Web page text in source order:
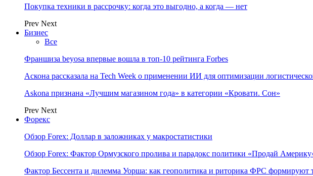
Покупка техники в рассрочку: когда это выгодно, а когда — нет
Prev Next
Бизнес
Все
Франшиза beyosa впервые вошла в топ-10 рейтинга Forbes
Аскона рассказала на Tech Week о применении ИИ для оптимизации
Askona признана «Лучшим магазином года» в категории «Кровати. Сон»
Prev Next
Форекс
Обзор Forex: Доллар в заложниках у макростатистики
Обзор Forex: Фактор Ормузского пролива и парадокс политики «Продай
Фактор Бессента и дилемма Уорша: как геополитика и риторика ФРС формируют